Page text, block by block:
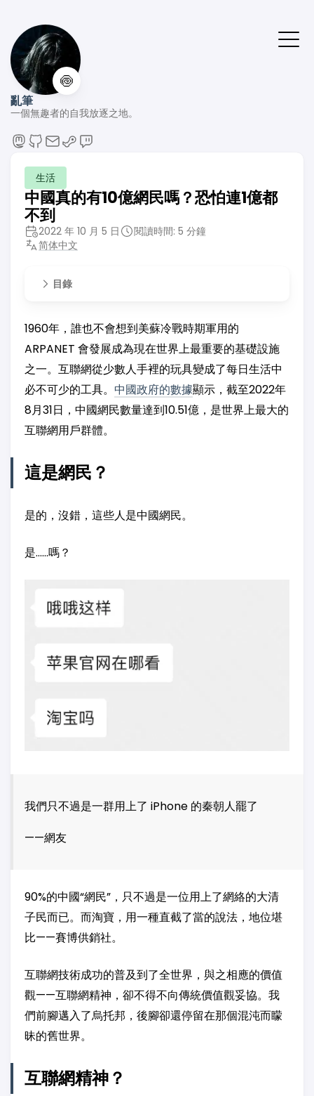
🍥
亂筆
一個無趣者的自我放逐之地。
生活
中國真的有10億網民嗎？恐怕連1億都
不到
2022 年 10 月 5 日
閱讀時間: 5 分鐘
简体中文
目錄
1960年，誰也不會想到美蘇冷戰時期軍用的
ARPANET 會發展成為現在世界上最重要的基礎設施
之一。互聯網從少數人手裡的玩具變成了每日生活中
必不可少的工具。 中國政府的數據顯示，截至2022年
8月31日，中國網民數量達到10.51億，是世界上最大的
互聯網用戶群體。
這是網民？
是的，沒錯，這些人是中國網民。
是……嗎？
我們只不過是一群用上了 iPhone 的秦朝人罷了
——網友
90%的中國“網民”，只不過是一位用上了網絡的大清
子民而已。而淘寶，用一種直截了當的說法，地位堪
比——賽博供銷社。
互聯網技術成功的普及到了全世界，與之相應的價值
觀——互聯網精神，卻不得不向傳統價值觀妥協。我
們前腳邁入了烏托邦，後腳卻還停留在那個混沌而矇
昧的舊世界。
互聯網精神？